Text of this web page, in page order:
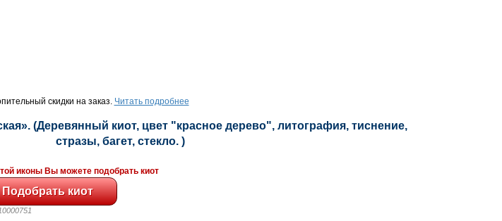
скидки на заказ. Читать подробнее
(Деревянный киот, цвет "красное дерево", литография, тиснение,
стразы, багет, стекло. )
иконы Вы можете подобрать киот